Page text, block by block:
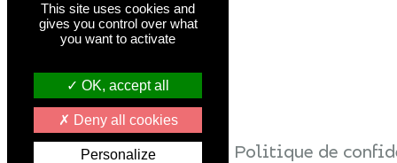
Mentions légales Politique de
This site uses cookies and
gives you control over what
you want to activate
OK, accept all
Deny all cookies
Personalize